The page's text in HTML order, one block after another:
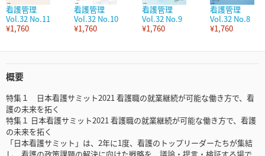
看護管理
Vol.32 No.11
¥1,760
看護管理
Vol.32 No.10
¥1,760
看護管理
Vol.32 No.9
¥1,760
看護管理
Vol.32 No.8
¥1,760
概要
特集１ 日本看護サミット2021 看護職の就業継続が可能な働き方で、看
護の未来を拓く
特集１ 日本看護サミット2021 看護職の就業継続が可能な働き方で、看護
の未来を拓く
「日本看護サミット」は、2年に1度、看護のトップリーダーたちが集結